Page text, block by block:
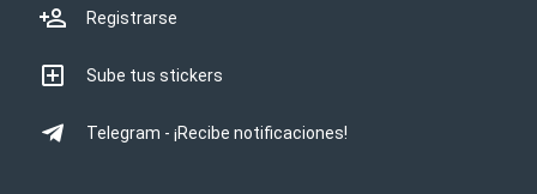
Registrarse
Sube tus stickers
Telegram - ¡Recibe notificaciones!